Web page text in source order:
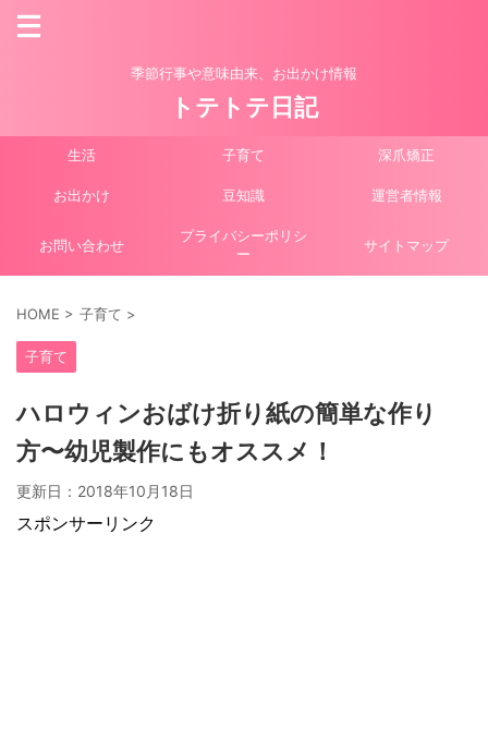
季節行事や意味由来、お出かけ情報
トテトテ日記
生活 子育て 深爪矯正
お出かけ 豆知識 運営者情報
お問い合わせ
プライバシーポリシ
ー
サイトマップ
HOME > 子育て >
子育て
ハロウィンおばけ折り紙の簡単な作り
方〜幼児製作にもオススメ！
更新日： 2018年10月18日
スポンサーリンク